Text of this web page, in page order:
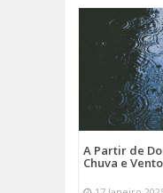
A Partir de
Chuva e Vento